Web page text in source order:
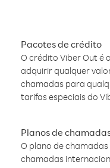
Pacotes de crédito
O crédito Viber Out é
adquirir qualquer
chamadas para
tarifas especiais do
Planos de
O plano de
chamadas